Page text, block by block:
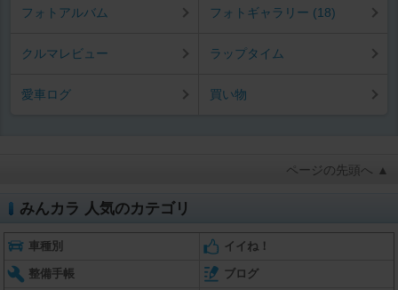
フォトアルバム フォトギャラリー (18)
クルマレビュー ラップタイム
愛車ログ 買い物
ページの先頭へ ▲
みんカラ 人気のカテゴリ
車種別 イイね！
整備手帳 ブログ